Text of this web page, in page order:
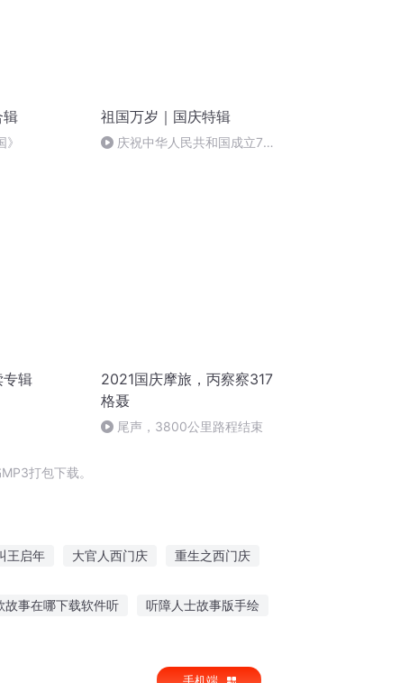
辑 祖国万岁｜国庆特辑
庆祝中华人民共和国成立73
专辑
2021国庆摩旅，丙察察317
格聂
尾声，3800公里路程结束
打包下载。
王启年 大官人西门庆 重生之西门庆
故事在哪下载软件听 听障人士故事版手绘